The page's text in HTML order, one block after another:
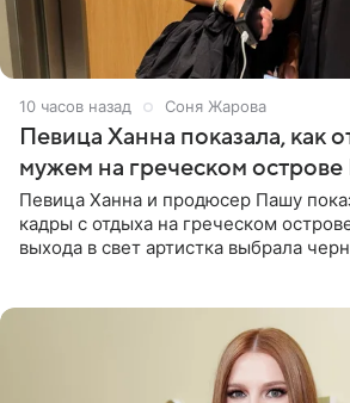
10 часов назад Соня Жарова
Певица Ханна показала, как
мужем на греческом
Певица Ханна и продюсер Пашу
кадры с отдыха на греческом
выхода в свет артистка выбрала